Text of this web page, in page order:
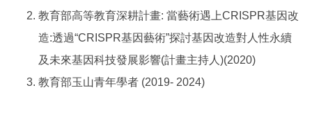
教育部高等教育深耕計畫: 當藝術遇上CRISPR基因改
造:透過“CRISPR基因藝術”探討基因改造對人性永續
及未來基因科技發展影響(計畫主持人)(2020)
教育部玉山青年學者 (2019- 2024)